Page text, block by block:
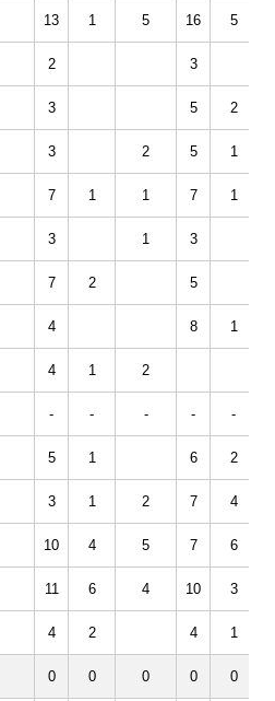
13 1 5 16 5
2 3
3 5 2
3 2 5 1
7 1 1 7 1
3 1 3
7 2 5
4 8 1
4 1 2
- - - - -
5 1 6 2
3 1 2 7 4
10 4 5 7 6
11 6 4 10 3
4 2 4 1
0 0 0 0 0